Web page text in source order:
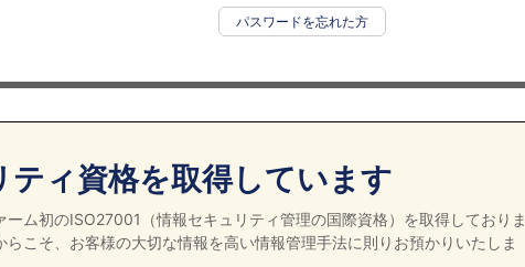
パスワードを忘れた方
ティ資格を取得しています
ーム初のISO27001（情報セキュリティ管理の国際資格）を取得しておりま
こそ、お客様の大切な情報を高い情報管理手法に則りお預かりいたしま